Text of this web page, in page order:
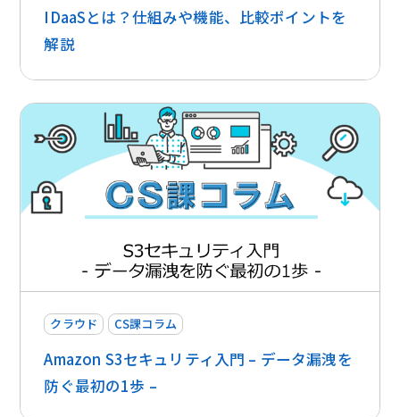
IDaaSとは？仕組みや機能、比較ポイントを
解説
クラウド CS課コラム
Amazon S3セキュリティ入門 – データ漏洩を
防ぐ最初の1歩 –